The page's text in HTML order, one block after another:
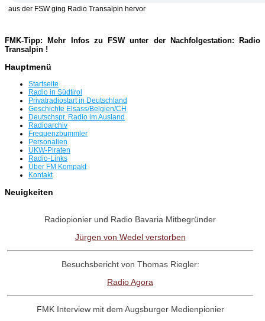
aus der FSW ging Radio Transalpin hervor
FMK-Tipp: Mehr Infos zu FSW unter der Nachfolgestation: Radio
Transalpin !
Hauptmenü
Startseite
Radio in Südtirol
Privatradiostart in Deutschland
Geschichte Elsass/Belgien/CH
Deutschspr. Radio im Ausland
Radioarchiv
Frequenzbummler
Personalien
UKW-Piraten
Radio-Links
Über FM Kompakt
Kontakt
Neuigkeiten
Radiopionier und Radio Bavaria Mitbegründer
Jürgen von Wedel verstorben
Besuchsbericht von Thomas Riegler:
Radio Agora
FMK Interview mit dem Augsburger Medienpionier